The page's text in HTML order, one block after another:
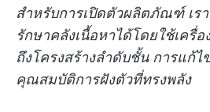
สำหรับการเปิดตัวผลิตภัณฑ์ เร
รักษาคลังเนื้อหาได้โดยใช้เครื่อ
ถึงโครงสร้างลำดับชั้น การแก้
คุณสมบัติการฝังตัวที่ทรงพลัง